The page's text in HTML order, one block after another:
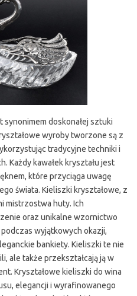
synonimem doskonałej sztuki
wyroby tworzone są z
tradycyjne techniki i
Każdy kawałek kryształu jest
które przyciąga uwagę
świata. Kieliszki kryształowe, z
mistrzostwa huty. Ich
oraz unikalne wzornictwo
wyjątkowych okazji,
bankiety. Kieliszki te nie
ale także przekształcają ją w
Kryształowe kieliszki do wina
elegancji i wyrafinowanego